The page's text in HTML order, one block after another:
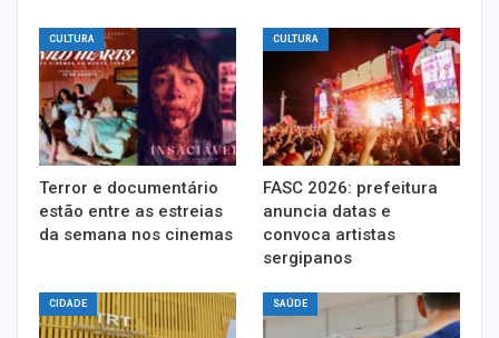
CULTURA
Terror e documentário
estão entre as estreias
da semana nos cinemas
CULTURA
FASC 2026: prefeitura
anuncia datas e
convoca artistas
sergipanos
CIDADE SAÚDE